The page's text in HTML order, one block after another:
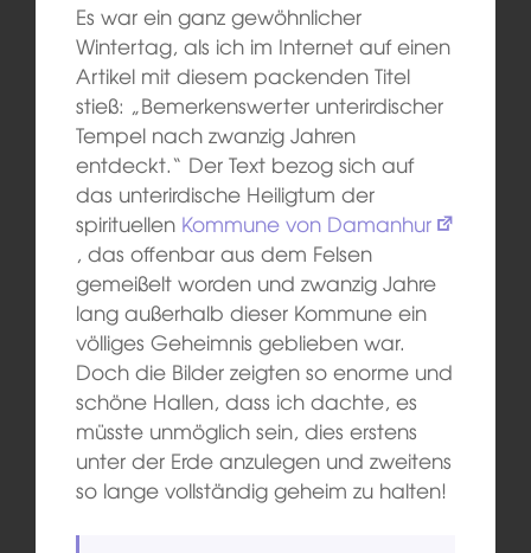
Es war ein ganz gewöhnlicher
Wintertag, als ich im Internet auf einen
Artikel mit diesem packenden Titel
stieß: „Bemerkenswerter unterirdischer
Tempel nach zwanzig Jahren
entdeckt.“ Der Text bezog sich auf
das unterirdische Heiligtum der
spirituellen Kommune von Damanhur
, das offenbar aus dem Felsen
gemeißelt worden und zwanzig Jahre
lang außerhalb dieser Kommune ein
völliges Geheimnis geblieben war.
Doch die Bilder zeigten so enorme und
schöne Hallen, dass ich dachte, es
müsste unmöglich sein, dies erstens
unter der Erde anzulegen und zweitens
so lange vollständig geheim zu halten!